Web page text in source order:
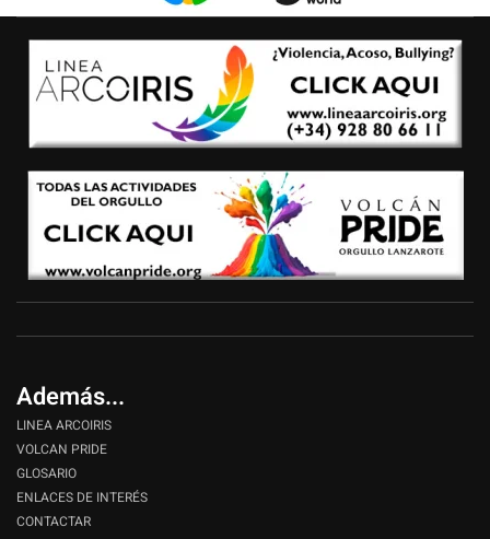
Además...
LINEA ARCOIRIS
VOLCAN PRIDE
GLOSARIO
ENLACES DE INTERÉS
CONTACTAR